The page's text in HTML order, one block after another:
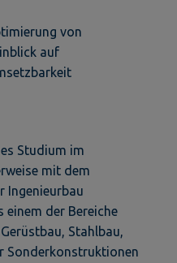
von
auf
Studium im
mit dem
Ingenieurbau
einem der Bereiche
Stahlbau,
Sonderkonstruktionen